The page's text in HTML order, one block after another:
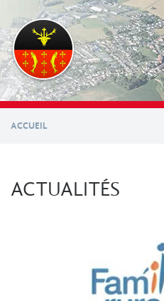
contenu
principal
ACCUEIL
ACTUALITÉS